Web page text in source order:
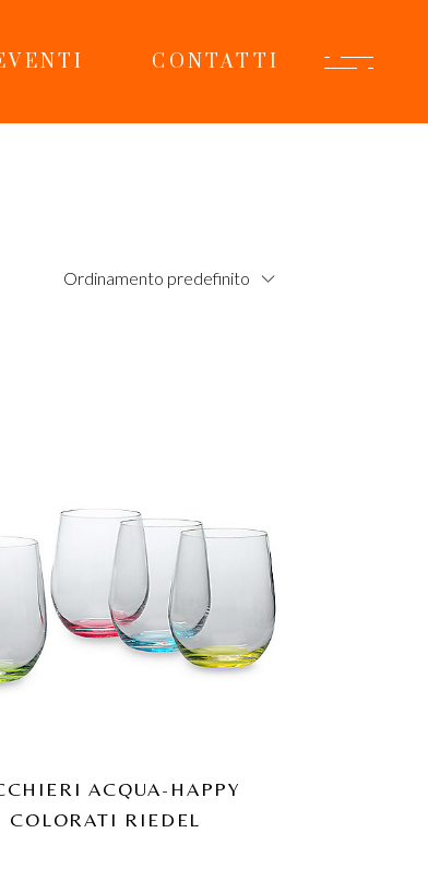
CONTATTI
Ordinamento predefinito
ACQUA-HAPPY
COLORATI RIEDEL